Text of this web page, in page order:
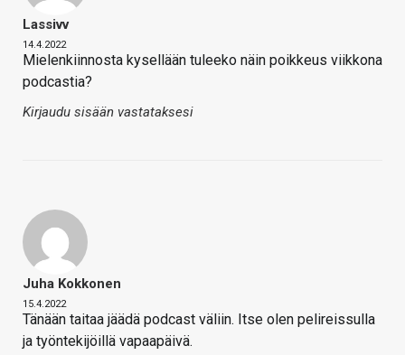
Lassivv
14.4.2022
Mielenkiinnosta kysellään tuleeko näin poikkeus viikkona
podcastia?
Kirjaudu sisään vastataksesi
Juha Kokkonen
15.4.2022
Tänään taitaa jäädä podcast väliin. Itse olen pelireissulla
ja työntekijöillä vapaapäivä.